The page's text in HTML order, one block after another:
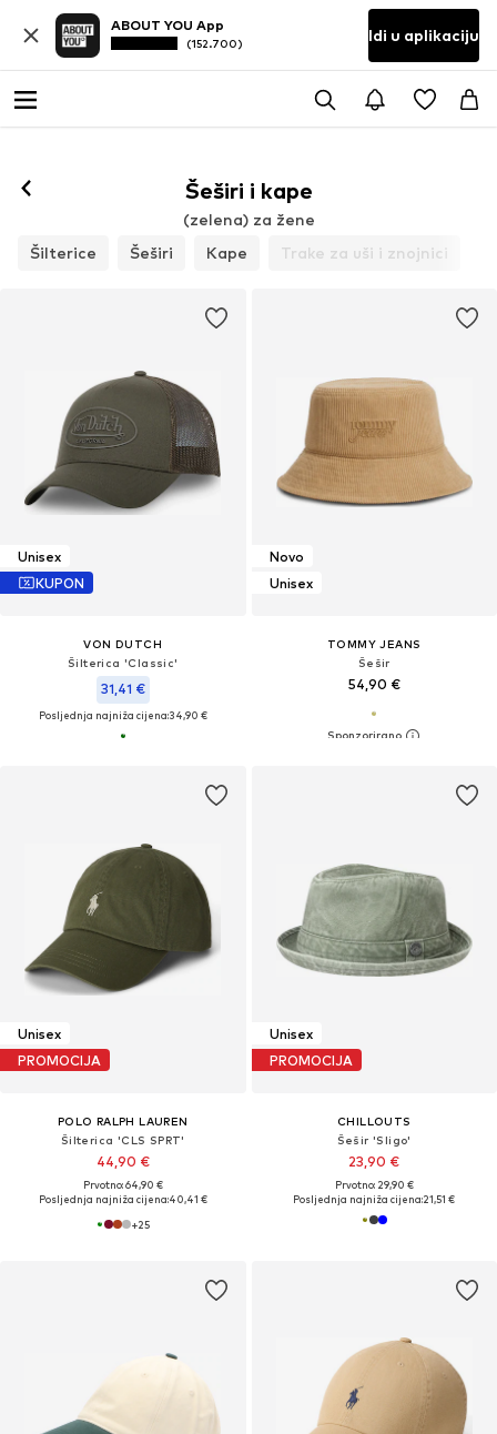
ABOUT YOU App
(152.700) Idi u aplikaciju
Šeširi i kape
(zelena) za žene
Šilterice
Šeširi Kape Trake za uši i znojnici
Unisex
KUPON
VON DUTCH
Šilterica 'Classic'
31,41 €
Posljednja najniža cijena:34,90 €
Novo
Unisex
TOMMY JEANS
Šešir
54,90 €
Unisex
PROMOCIJA
POLO RALPH LAUREN
Šilterica 'CLS SPRT'
44,90 €
Prvotno: 64,90 €
Posljednja najniža cijena:40,41 €
+25
Unisex
PROMOCIJA
CHILLOUTS
Šešir 'Sligo'
23,90 €
Prvotno: 29,90 €
Posljednja najniža cijena:21,51 €